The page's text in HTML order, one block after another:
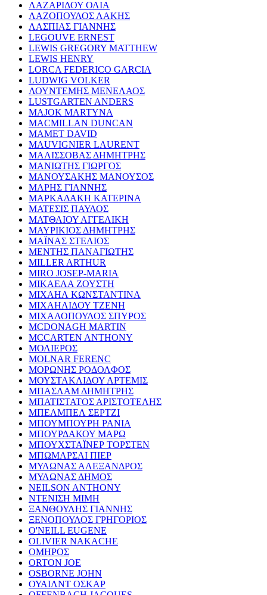
ΛΑΖΑΡΙΔΟΥ ΟΛΙΑ
ΛΑΖΟΠΟΥΛΟΣ ΛΑΚΗΣ
ΛΑΣΠΙΑΣ ΓΙΑΝΝΗΣ
LEGOUVE ERNEST
LEWIS GREGORY MATTHEW
LEWIS HENRY
LORCA FEDERICO GARCIA
LUDWIG VOLKER
ΛΟΥΝΤΕΜΗΣ ΜΕΝΕΛΑΟΣ
LUSTGARTEN ANDERS
MAJOK MARTYNA
MACMILLAN DUNCAN
MAMET DAVID
MAUVIGNIER LAURENT
ΜΑΛΙΣΣΟΒΑΣ ΔΗΜΗΤΡΗΣ
ΜΑΝΙΩΤΗΣ ΓΙΩΡΓΟΣ
ΜΑΝΟΥΣΑΚΗΣ ΜΑΝΟΥΣΟΣ
ΜΑΡΗΣ ΓΙΑΝΝΗΣ
ΜΑΡΚΑΔΑΚΗ ΚΑΤΕΡΙΝΑ
ΜΑΤΕΣΙΣ ΠΑΥΛΟΣ
ΜΑΤΘΑΙΟΥ ΑΓΓΕΛΙΚΗ
ΜΑΥΡΙΚΙΟΣ ΔΗΜΗΤΡΗΣ
ΜΑΪΝΑΣ ΣΤΕΛΙΟΣ
ΜΕΝΤΗΣ ΠΑΝΑΓΙΩΤΗΣ
MILLER ARTHUR
MIRO JOSEP-MARIA
ΜΙΚΑΕΛΑ ΖΟΥΣΤΗ
ΜΙΧΑΗΛ ΚΩΝΣΤΑΝΤΙΝΑ
ΜΙΧΑΗΛΙΔΟΥ ΤΖΕΝΗ
ΜΙΧΑΛΟΠΟΥΛΟΣ ΣΠΥΡΟΣ
MCDONAGH MARTIN
MCCARTEN ANTHONY
ΜΟΛΙΕΡΟΣ
MOLNAR FERENC
ΜΟΡΩΝΗΣ ΡΟΔΟΛΦΟΣ
ΜΟΥΣΤΑΚΛΙΔΟΥ ΑΡΤΕΜΙΣ
ΜΠΑΣΛΑΜ ΔΗΜΗΤΡΗΣ
ΜΠΑΤΙΣΤΑΤΟΣ ΑΡΙΣΤΟΤΕΛΗΣ
ΜΠΕΛΜΠΕΛ ΣΕΡΤΖΙ
ΜΠΟΥΜΠΟΥΡΗ ΡΑΝΙΑ
ΜΠΟΥΡΔΑΚΟΥ ΜΑΡΩ
ΜΠΟΥΧΣΤΑΪΝΕΡ ΤΟΡΣΤΕΝ
ΜΠΩΜΑΡΣΑΙ ΠΙΕΡ
ΜΥΛΩΝΑΣ ΑΛΕΞΑΝΔΡΟΣ
ΜΥΛΩΝΑΣ ΔΗΜΟΣ
NEILSON ANTHONY
ΝΤΕΝΙΣΗ ΜΙΜΗ
ΞΑΝΘΟΥΛΗΣ ΓΙΑΝΝΗΣ
ΞΕΝΟΠΟΥΛΟΣ ΓΡΗΓΟΡΙΟΣ
O'NEILL EUGENE
OLIVIER NAKACHE
ΟΜΗΡΟΣ
ORTON JOE
OSBORNE JOHN
ΟΥΑΙΛΝΤ ΟΣΚΑΡ